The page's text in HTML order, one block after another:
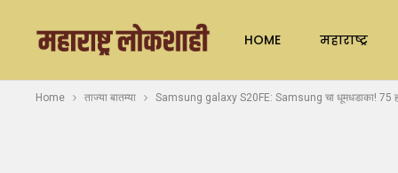
HOME महाराष्ट्र
Home ताज्या बातम्या Samsung galaxy S20FE: Samsung चा धूमधडाका! 75